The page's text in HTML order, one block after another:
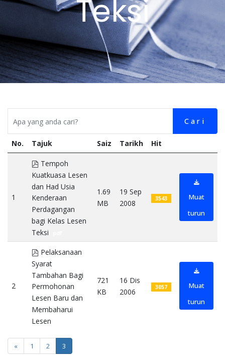
Teksi
Cari
No. Tajuk Saiz Tarikh Hit
1
pdf
Tempoh
Kuatkuasa Lesen
dan Had Usia
Kenderaan
Perdagangan
bagi Kelas Lesen
Teksi
1.69
MB
19 Sep
2008
3543
Muat
turun
2
pdf
Pelaksanaan
Syarat
Tambahan Bagi
Permohonan
Lesen Baru dan
Membaharui
Lesen
721
KB
16 Dis
2006
3057
Muat
turun
« 1 2 3